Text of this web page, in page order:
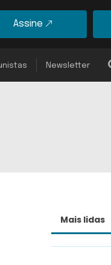
Assine
Newsletter
Mais lidas